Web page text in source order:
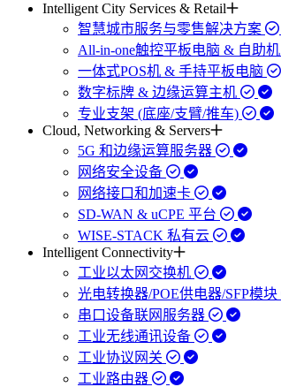
Intelligent City Services & Retail
智慧城市服务与零售解决方案
All-in-one触控平板电脑 & 自助机
一体式POS机 & 手持平板电脑
数字标牌 & 边缘运算主机
专业支架 (底座/支臂/推车)
Cloud, Networking & Servers
5G 和边缘运算服务器
网络安全设备
网络接口和加速卡
SD-WAN & uCPE 平台
WISE-STACK 私有云
Intelligent Connectivity
工业以太网交换机
光电转换器/POE供电器/SFP模块
串口设备联网服务器
工业无线通讯设备
工业协议网关
工业路由器